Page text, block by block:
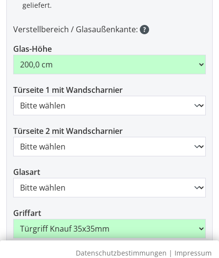
geliefert.
Verstellbereich / Glasaußenkante:
Glas-Höhe
Türseite 1 mit Wandscharnier
Türseite 2 mit Wandscharnier
Glasart
Griffart
Datenschutzbestimmungen | Impressum